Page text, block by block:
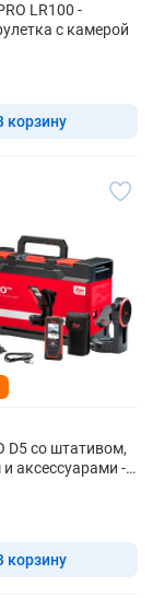
LR100 -
с камерой
корзину
D5 со штативом,
аксессуарами -
с
корзину